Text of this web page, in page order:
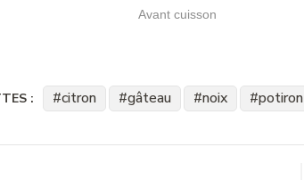
Avant cuisson
: citron gâteau noix potiron